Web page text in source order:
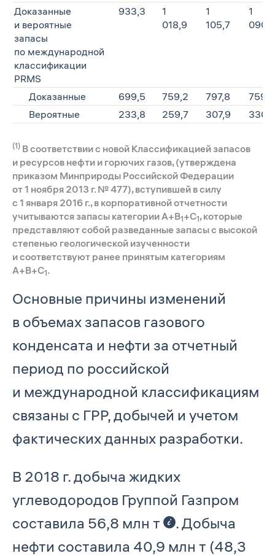
Доказанные
и вероятные
запасы
по международной
классификации
PRMS
933,3
1
018,9
1
105,7
1
090,2
Доказанные 699,5 759,2 797,8
759,7
Вероятные
233,8 259,7 307,9 330,5
(1) В соответствии с новой Классификацией запасов
и ресурсов нефти и горючих газов, (утверждена
приказом Минприроды Российской Федерации
от 1 ноября 2013 г. № 477), вступившей в силу
с 1 января 2016 г., в корпоративной отчетности
учитываются запасы категории А+В1+С1, которые
представляют собой разведанные запасы с высокой
степенью геологической изученности
и соответствуют ранее принятым категориям
А+В+С1.
Основные причины изменений
в объемах запасов газового
конденсата и нефти за отчетный
период по российской
и международной классификациям
связаны с ГРР, добычей и учетом
фактических данных разработки.
В 2018 г. добыча жидких
углеводородов Группой Газпром
составила 56,8 млн т
. Добыча
нефти составила 40,9 млн т (48,3